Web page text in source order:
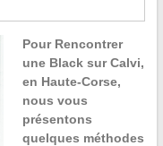
Pour Rencontrer
une Black sur Calvi,
en Haute-Corse,
nous vous
présentons
quelques méthodes